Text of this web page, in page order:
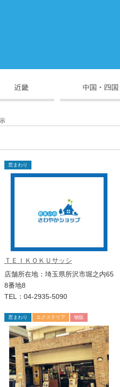
窓まわり
ＴＥＩＫＯＫＵサッシ
店舗所在地：埼玉県所沢市堀之内65
8番地8
TEL：04-2935-5090
窓まわり エクステリア 物販